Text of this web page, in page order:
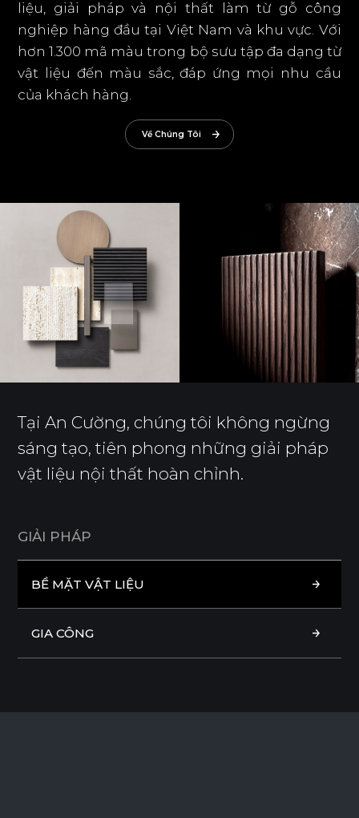
liệu, giải pháp và nội thất làm từ gỗ công
nghiệp hàng đầu tại Việt Nam và khu vực. Với
hơn 1.300 mã màu trong bộ sưu tập đa dạng từ
vật liệu đến màu sắc, đáp ứng mọi nhu cầu
của khách hàng.
Về Chúng Tôi
GIẢI PHÁP
Tại An Cường, chúng tôi không ngừng
sáng tạo, tiên phong những giải pháp
vật liệu nội thất hoàn chỉnh.
BỀ MẶT VẬT LIỆU
GIA CÔNG